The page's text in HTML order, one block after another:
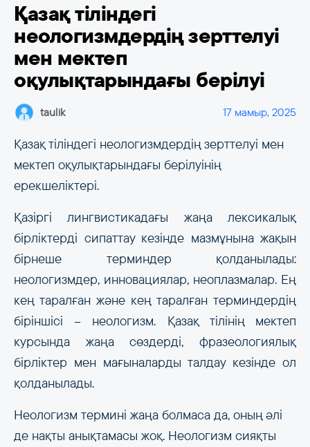
Қазақ тіліндегі
неологизмдердің зерттелуі
мен мектеп
оқулықтарындағы берілуі
taulik 17 мамыр, 2025
Қазақ тіліндегі неологизмдердің зерттелуі мен
мектеп оқулықтарындағы берілуінің
ерекшеліктері.
Қазіргі лингвистикадағы жаңа лексикалық
бірліктерді сипаттау кезінде мазмұнына жақын
бірнеше терминдер қолданылады:
неологизмдер, инновациялар, неоплазмалар. Ең
кең таралған және кең таралған терминдердің
біріншісі – неологизм. Қазақ тілінің мектеп
курсында жаңа сөздерді, фразеологиялық
бірліктер мен мағыналарды талдау кезінде ол
қолданылады.
Неологизм термині жаңа болмаса да, оның әлі
де нақты анықтамасы жоқ. Неологизм сияқты